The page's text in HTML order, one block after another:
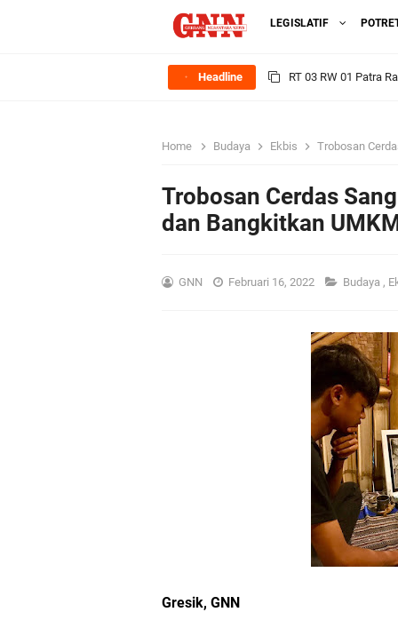
LEGISLATIF
Headline Sinergi Pemerintah
BerdampakNarasi
Bupati Gresik Cup
Workshop Petani
Tumpeng Nasi
FOZ Jatim,
Jawa Timur
Bupati Gresik Gus
Home Budaya Ekbis Trobosan Cerdas
Trobosan Cerdas
dan Bangkitkan
GNN Februari 16, 2022 Budaya ,
Gresik, GNN